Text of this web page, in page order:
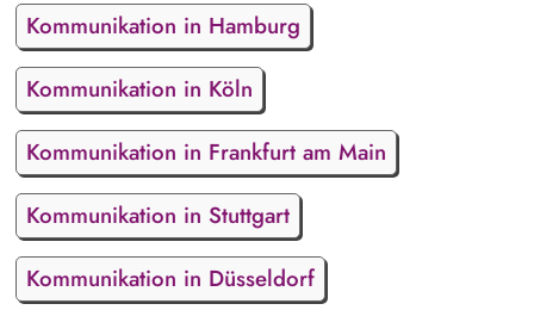
Kommunikation in Hamburg
Kommunikation in Köln
Kommunikation in Frankfurt am Main
Kommunikation in Stuttgart
Kommunikation in Düsseldorf